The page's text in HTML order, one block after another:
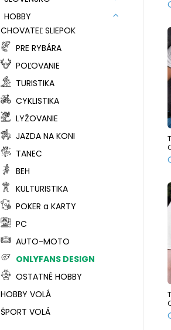
HOBBY
CHOVATEĽ SLIEPOK
PRE RYBÁRA
POĽOVANIE
TURISTIKA
CYKLISTIKA
LYŽOVANIE
JAZDA NA KONI
TANEC
BEH
KULTURISTIKA
POKER a KARTY
PC
AUTO-MOTO
ONLYFANS DESIGN
OSTATNÉ HOBBY
HOBBY VOLÁ
ŠPORT VOLÁ